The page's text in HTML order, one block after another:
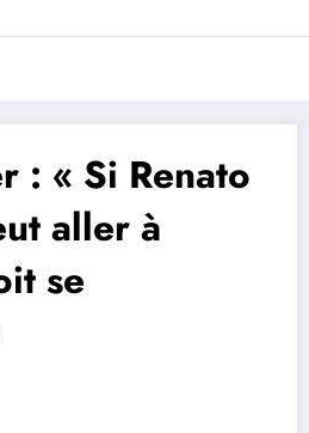
Trivela
L'actualité du football
: « Si Renato
aller à
se